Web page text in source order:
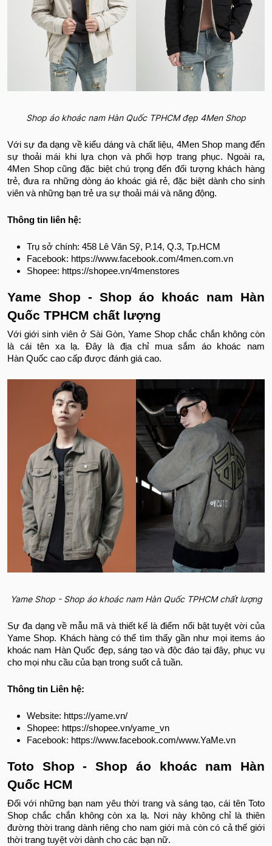
Shop áo khoác nam Hàn Quốc TPHCM đẹp 4Men Shop
Với sự đa dạng về kiểu dáng và chất liệu, 4Men Shop mang đến
sự thoải mái khi lựa chọn và phối hợp trang phục.
Ngoài ra,
4Men Shop cũng đặc biệt chú trọng đến đối tượng khách hàng
trẻ, đưa ra những dòng áo khoác giá rẻ, đặc biệt dành cho sinh
viên và những bạn trẻ ưa sự thoải mái và năng động.
Thông tin liên hệ:
Trụ sở chính: 458 Lê Văn Sỹ, P.14, Q.3, Tp.HCM
Facebook: https://www.facebook.com/4men.com.vn
Shopee: https://shopee.vn/4menstores
Yame Shop - Shop áo khoác nam Hàn
Quốc TPHCM chất lượng
Với giới sinh viên ở Sài Gòn, Yame Shop chắc chắn không còn
là cái tên xa lạ. Đây là địa chỉ mua sắm áo khoác nam
Hàn Quốc cao cấp được đánh giá cao.
Yame Shop - Shop áo khoác nam Hàn Quốc TPHCM chất lượng
Sự đa dạng về mẫu mã và thiết kế là điểm nổi bật tuyệt vời của
Yame Shop. Khách hàng có thể tìm thấy gần như mọi items áo
khoác nam Hàn Quốc đẹp, sáng tạo và độc đáo tại đây, phục vụ
cho mọi nhu cầu của bạn trong suốt cả tuần.
Thông tin Liên hệ:
Website: https://yame.vn/
Shopee: https://shopee.vn/yame_vn
Facebook: https://www.facebook.com/www.YaMe.vn
Toto Shop - Shop áo khoác nam Hàn
Quốc HCM
Đối với những bạn nam yêu thời trang và sáng tạo, cái tên Toto
Shop chắc chắn không còn xa lạ. Nơi này không chỉ là thiên
đường thời trang dành riêng cho nam giới mà còn có cả thế giới
thời trang tuyệt vời dành cho các bạn nữ.